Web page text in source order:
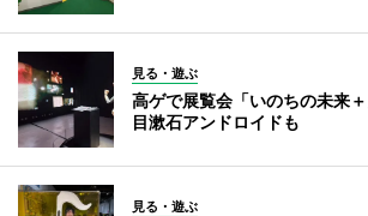
見る・遊ぶ
高ゲで展覧会「いのちの未来
目漱石アンドロイドも
見る・遊ぶ